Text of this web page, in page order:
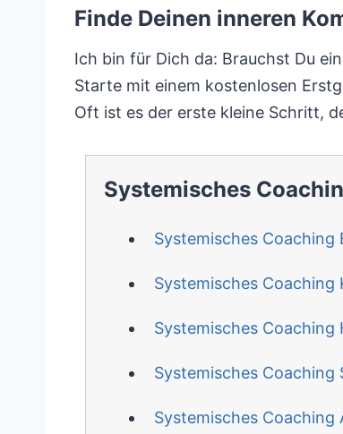
Finde Deinen inneren
Ich bin für Dich da: Brauchst Du
Starte mit einem kostenlosen
Oft ist es der erste kleine Schritt,
Systemisches
Systemisches Coaching
Systemisches Coaching
Systemisches Coaching
Systemisches Coaching
Systemisches Coaching